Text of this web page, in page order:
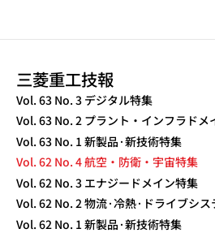
三菱重工技報
TECHNICAL REVIEW
Vol. 63 No. 3 デジタル特集
Vol. 63 No. 2 プラント・インフラドメ
Vol. 63 No. 1 新製品·新技術特集
Vol. 62 No. 4 航空・防衛・宇宙特集
Vol. 62 No. 3 エナジードメイン特集
Vol. 62 No. 2 物流·冷熱·ドライブシ
Vol. 62 No. 1 新製品·新技術特集